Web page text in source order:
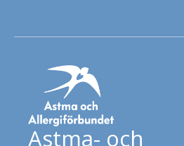
Astma- och